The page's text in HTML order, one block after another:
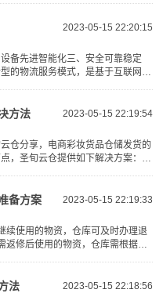
2023-05-15 22:20:15
备先进智能化三、安全可靠稳定
的物流服务模式，是基于互联网和
2023-05-15 22:19:54
方法
仓分享，电商彩妆货品仓储发货的
，圣旬云仓提供如下解决方案：
2023-05-15 22:19:33
备方案
续使用的物资，仓库可及时办理退
返修后使用的物资，仓库需根据物
2023-05-15 22:18:56
法